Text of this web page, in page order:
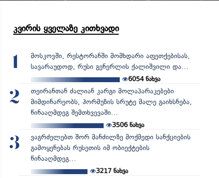
კვირის ყველაზე კითხვადი
1
მოსკოვში, რესტორანში მომხდარი აფეთქებისას,
სავარაუდოდ, რუსი გენერლის ქალიშვილი და...
6054ნახვა
2
თეირანთან ძალიან კარგი მოლაპარაკებები
მიმდინარეობს, ჰორმუზის სრუტე მალე გაიხსნება,
წინააღმდეგ შემთხვევაში...
3506ნახვა
3
ვაგრძელებთ შორ მანძილზე მოქმედი სანქციების
გამოყენებას რუსეთის იმ ობიექტების
წინააღმდეგ...
3217ნახვა